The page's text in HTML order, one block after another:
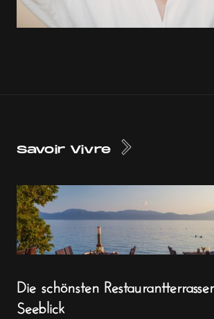
Savoir Vivre
Die schönsten
Seeblick